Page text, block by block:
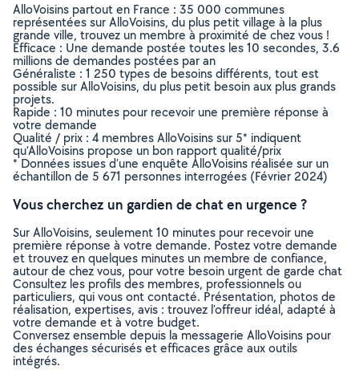
AlloVoisins partout en France : 35 000 communes
représentées sur AlloVoisins, du plus petit village à la plus
grande ville, trouvez un membre à proximité de chez vous !
Efficace : Une demande postée toutes les 10 secondes, 3.6
millions de demandes postées par an
Généraliste : 1 250 types de besoins différents, tout est
possible sur AlloVoisins, du plus petit besoin aux plus grands
projets.
Rapide : 10 minutes pour recevoir une première réponse à
votre demande
Qualité / prix : 4 membres AlloVoisins sur 5* indiquent
qu’AlloVoisins propose un bon rapport qualité/prix
* Données issues d’une enquête AlloVoisins réalisée sur un
échantillon de 5 671 personnes interrogées (Février 2024)
Vous cherchez un gardien de chat en urgence ?
Sur AlloVoisins, seulement 10 minutes pour recevoir une
première réponse à votre demande. Postez votre demande
et trouvez en quelques minutes un membre de confiance,
autour de chez vous, pour votre besoin urgent de garde chat
Consultez les profils des membres, professionnels ou
particuliers, qui vous ont contacté. Présentation, photos de
réalisation, expertises, avis : trouvez l'offreur idéal, adapté à
votre demande et à votre budget.
Conversez ensemble depuis la messagerie AlloVoisins pour
des échanges sécurisés et efficaces grâce aux outils
intégrés.